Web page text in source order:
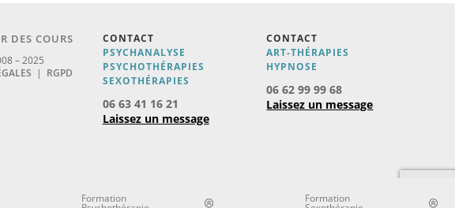
DES COURS
– 2025
| RGPD
CONTACT
PSYCHANALYSE
PSYCHOTHÉRAPIES
SEXOTHÉRAPIES
06 63 41 16 21
Laissez un message
CONTACT
ART-THÉRAPIES
HYPNOSE
06 62 99 99 68
Laissez un message
Formation Formation